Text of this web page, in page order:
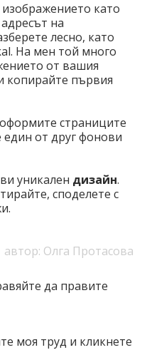
като
на
лесно, като
На мен той много
от вашия
копирайте първия
страниците
един от друг фонови
уникален дизайн.
споделете с
автор: Олга Протасова
да правите
моя труд и кликнете